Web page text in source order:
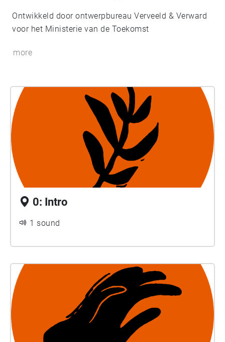
Ontwikkeld door ontwerpbureau Verveeld & Verward
voor het Ministerie van de Toekomst
more
0: Intro
1 sound